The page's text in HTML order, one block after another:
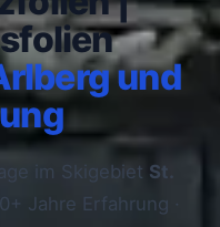
und
im Skigebiet St.
Jahre Erfahrung ·